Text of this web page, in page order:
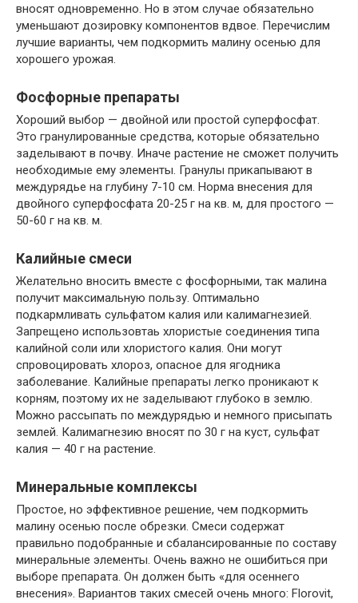
вносят одновременно. Но в этом случае обязательно
уменьшают дозировку компонентов вдвое. Перечислим
лучшие варианты, чем подкормить малину осенью для
хорошего урожая.
Фосфорные препараты
Хороший выбор — двойной или простой суперфосфат.
Это гранулированные средства, которые обязательно
заделывают в почву. Иначе растение не сможет получить
необходимые ему элементы. Гранулы прикапывают в
междурядье на глубину 7-10 см. Норма внесения для
двойного суперфосфата 20-25 г на кв. м, для простого —
50-60 г на кв. м.
Калийные смеси
Желательно вносить вместе с фосфорными, так малина
получит максимальную пользу. Оптимально
подкармливать сульфатом калия или калимагнезией.
Запрещено использовтаь хлористые соединения типа
калийной соли или хлористого калия. Они могут
спровоцировать хлороз, опасное для ягодника
заболевание. Калийные препараты легко проникают к
корням, поэтому их не заделывают глубоко в землю.
Можно рассыпать по междурядью и немного присыпать
землей. Калимагнезию вносят по 30 г на куст, сульфат
калия — 40 г на растение.
Минеральные комплексы
Простое, но эффективное решение, чем подкормить
малину осенью после обрезки. Смеси содержат
правильно подобранные и сбалансированные по составу
минеральные элементы. Очень важно не ошибиться при
выборе препарата. Он должен быть «для осеннего
внесения». Вариантов таких смесей очень много: Florovit,